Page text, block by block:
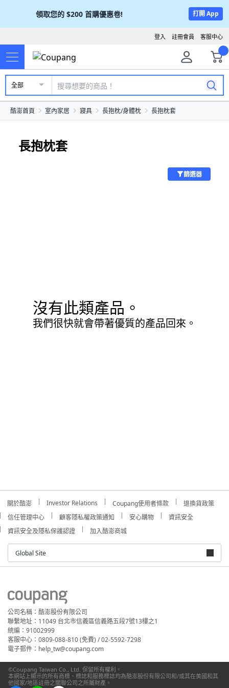
領取您的 $200 首購優惠卷! 打開 App
客服中心
註冊會員
登入
全部
酷澎首頁 室內家居 寢具 長抱枕/身體枕 長抱枕套
長抱枕套
篩選器
沒有此類產品。
我們很快就會帶著優質的產品回來。
關於酷澎 Investor Relations Coupang使用者條款
退換貨政策
信任管理中心
顧客隱私權政策通知 安心購物
資訊安全
資訊安全及隱私保護認證
加入酷澎商城
Global Site
公司名稱：酷澎股份有限公司
聯繫地址：11049 台北市信義區信義路五段7號13樓之1
統編：91002999
客服中心：0809-088-810 (免費) / 02-5592-7298
電子郵件：help_tw@coupang.com
©Coupang Taiwan Co., Ltd. 保留所有權利。
本網站上顯示的所有商標、標誌和服務標誌均為酷澎股份有限公司和/或其在美國和其
他國家/地區註冊之關聯公司之所屬財產。